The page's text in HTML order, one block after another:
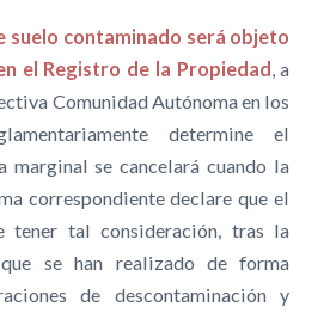
suelo contaminado será objeto
el Registro de la Propiedad, a
Comunidad Autónoma en los
determine el
marginal se cancelará cuando la
correspondiente declare que el
tener tal consideración, tras la
se han realizado de forma
de descontaminación y